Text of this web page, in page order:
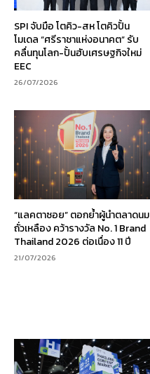
SPI จับมือ โตคิว-สห โตคิวปั้น
โมเดล “ศรีราชาแห่งอนาคต” รับ
คลื่นทุนโลก-ปั้นฮับเศรษฐกิจใหม่
EEC
26/07/2026
“แลคตาซอย” ตอกย้ำผู้นำตลาดนม
ถั่วเหลือง คว้ารางวัล No. 1 Brand
Thailand 2026 ต่อเนื่อง 11 ปี
21/07/2026